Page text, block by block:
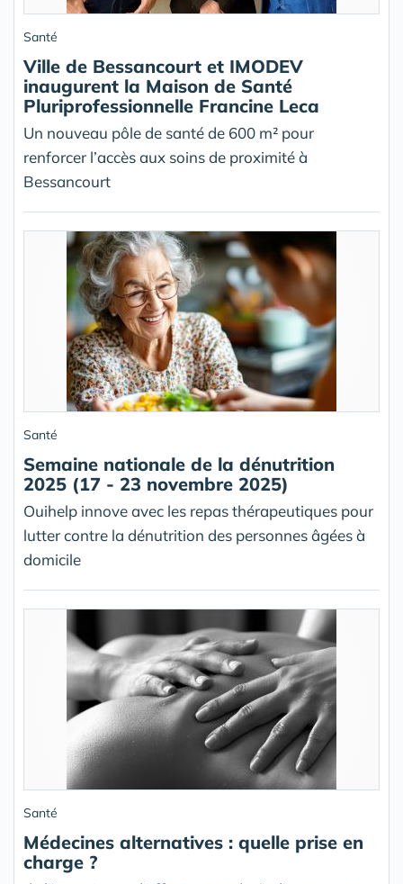
Santé
Ville de Bessancourt et IMODEV
inaugurent la Maison de Santé
Pluriprofessionnelle Francine Leca
Un nouveau pôle de santé de 600 m² pour
renforcer l’accès aux soins de proximité à
Bessancourt
Santé
Semaine nationale de la dénutrition
2025 (17 - 23 novembre 2025)
Ouihelp innove avec les repas thérapeutiques pour
lutter contre la dénutrition des personnes âgées à
domicile
Santé
Médecines alternatives : quelle prise en
charge ?